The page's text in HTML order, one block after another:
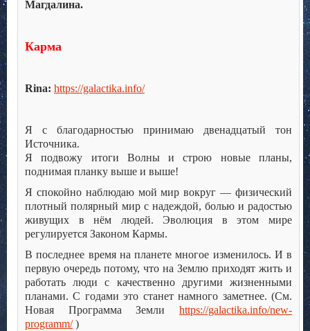
Магдалина.
Карма
Rina: https://galactika.info/
Я с благодарностью принимаю двенадцатый тон
Источника.
Я подвожу итоги Волны и строю новые планы,
поднимая планку выше и выше!
Я спокойно наблюдаю мой мир вокруг — физический
плотный полярный мир с надеждой, болью и радостью
живущих в нём людей. Эволюция в этом мире
регулируется Законом Кармы.
В последнее время на планете многое изменилось. И в
первую очередь потому, что на Землю приходят жить и
работать люди с качественно другими жизненными
планами. С годами это станет намного заметнее. (См.
Новая Программа Земли https://galactika.info/new-
programm/)